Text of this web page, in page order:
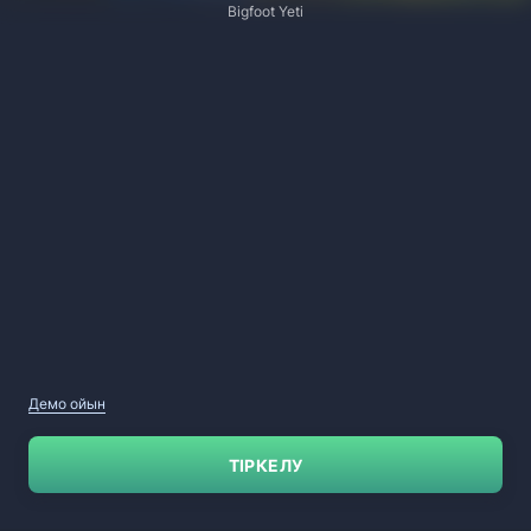
Bigfoot Yeti
Демо ойын
ТІРКЕЛУ